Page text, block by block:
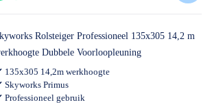
Rolsteiger Professioneel 135x305 14,2 m
Dubbele Voorloopleuning
135x305 14,2m werkhoogte
Skyworks Primus
Professioneel gebruik